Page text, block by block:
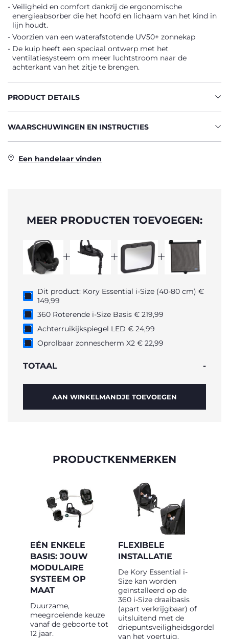
Veiligheid en comfort dankzij de ergonomische
energieabsorber die het hoofd en lichaam van het kind in
lijn houdt.
Voorzien van een waterafstotende UV50+ zonnekap
De kuip heeft een speciaal ontwerp met het
ventilatiesysteem om meer luchtstroom naar de
achterkant van het zitje te brengen.
PRODUCT DETAILS
WAARSCHUWINGEN EN INSTRUCTIES
Een handelaar vinden
MEER PRODUCTEN TOEVOEGEN:
Dit product: Kory Essential i-Size (40-80 cm) €
149,99
360 Roterende i-Size Basis € 219,99
Achterruikijkspiegel LED € 24,99
Oprolbaar zonnescherm X2 € 22,99
TOTAAL -
AAN WINKELMANDJE TOEVOEGEN
PRODUCTKENMERKEN
EÉN ENKELE
BASIS: JOUW
MODULAIRE
SYSTEEM OP
MAAT
Duurzame,
meegroeiende keuze
vanaf de geboorte tot
12 jaar.
FLEXIBELE
INSTALLATIE
De Kory Essential i-
Size kan worden
geïnstalleerd op de
360 i-Size draaibasis
(apart verkrijgbaar) of
uitsluitend met de
driepuntsveiligheidsgordel
van het voertuig.